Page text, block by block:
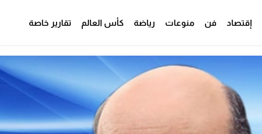
إقتصاد فن منوعات رياضة كأس العالم تقارير خاصة